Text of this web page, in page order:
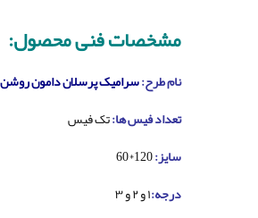
مشخصات فنی محصول:
نام طرح:سرامیک پرسلان دامون
تعداد فیس ها:تک فیس
سایز:
درجه:۱ و ۲ و ۳